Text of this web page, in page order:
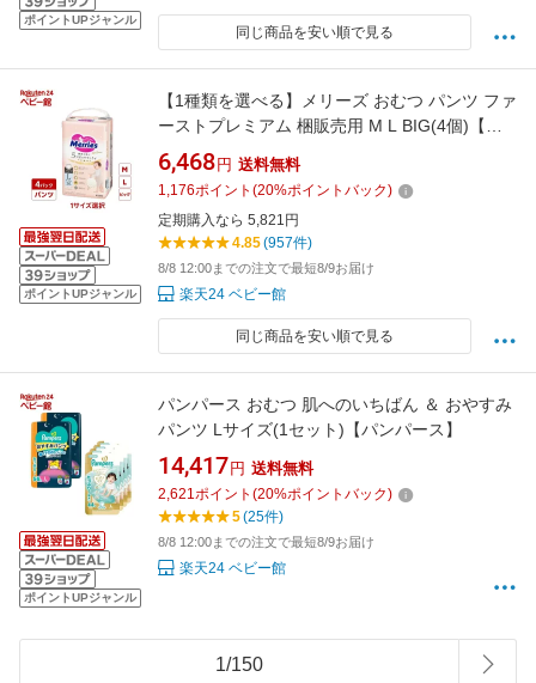
ポイントUPジャンル
同じ商品を安い順で見る
ポイントUPジャンル
【1種類を選べる】メリーズ おむつ パンツ ファ
ーストプレミアム 梱販売用 M L BIG(4個)【メ
リーズ ファーストプレミアム】[オムツ 紙おむ
つ 紙オムツ ファーストプレミアム]
6,468 円 送料無料
1,176ポイント (20%ポイントバック)
定期購入なら 5,821円
4.85(957件)
8/8 12:00までの注文で最短8/9お届け
楽天24 ベビー館
同じ商品を安い順で見る
ポイントUPジャンル
パンパース おむつ 肌へのいちばん ＆ おやすみ
パンツ Lサイズ(1セット)【パンパース】
14,417 円 送料無料
2,621ポイント (20%ポイントバック)
5(25件)
8/8 12:00までの注文で最短8/9お届け
楽天24 ベビー館
1/150